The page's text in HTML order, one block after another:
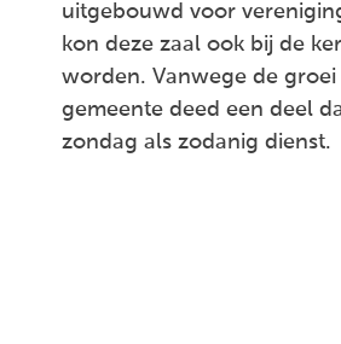
uitgebouwd voor
kon deze zaal ook bij de
worden. Vanwege de groei
gemeente deed een deel
zondag als zodanig dienst.